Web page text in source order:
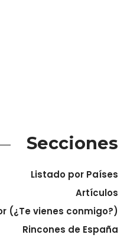
Secciones
Listado por Países
Artículos
(¿Te vienes conmigo?)
Rincones de España